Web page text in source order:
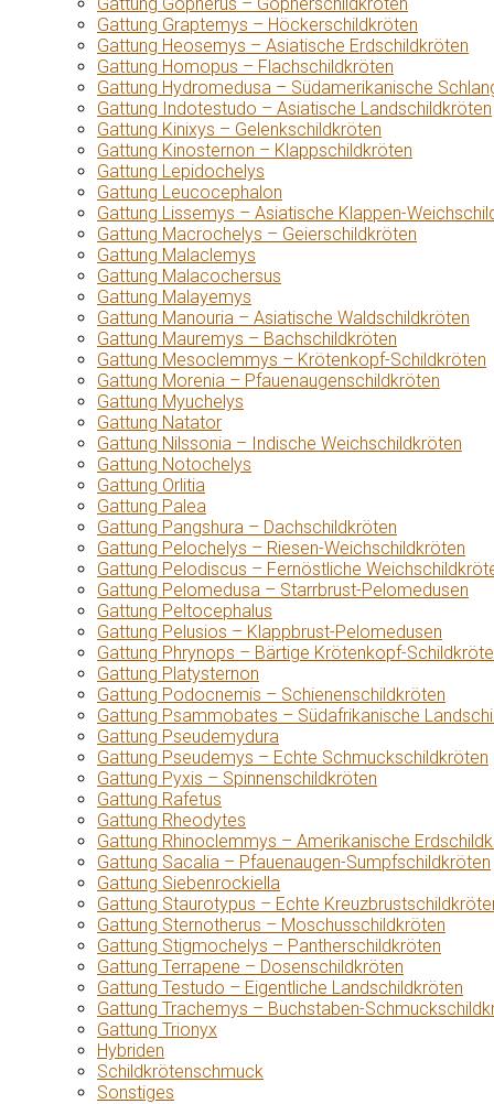
Gattung Graptemys – Höckerschildkröten
Gattung Heosemys – Asiatische Erdschildkröten
Gattung Homopus – Flachschildkröten
Gattung Hydromedusa – Südamerikanische
Gattung Indotestudo – Asiatische Landschildkröten
Gattung Kinixys – Gelenkschildkröten
Gattung Kinosternon – Klappschildkröten
Gattung Lepidochelys
Gattung Leucocephalon
Gattung Lissemys – Asiatische Klappen-
Gattung Macrochelys – Geierschildkröten
Gattung Malaclemys
Gattung Malacochersus
Gattung Malayemys
Gattung Manouria – Asiatische Waldschildkröten
Gattung Mauremys – Bachschildkröten
Gattung Mesoclemmys – Krötenkopf-Schildkröten
Gattung Morenia – Pfauenaugenschildkröten
Gattung Myuchelys
Gattung Natator
Gattung Nilssonia – Indische Weichschildkröten
Gattung Notochelys
Gattung Orlitia
Gattung Palea
Gattung Pangshura – Dachschildkröten
Gattung Pelochelys – Riesen-Weichschildkröten
Gattung Pelodiscus – Fernöstliche
Gattung Pelomedusa – Starrbrust-Pelomedusen
Gattung Peltocephalus
Gattung Pelusios – Klappbrust-Pelomedusen
Gattung Phrynops – Bärtige Krötenkopf-
Gattung Platysternon
Gattung Podocnemis – Schienenschildkröten
Gattung Psammobates – Südafrikanische
Gattung Pseudemydura
Gattung Pseudemys – Echte Schmuckschildkröten
Gattung Pyxis – Spinnenschildkröten
Gattung Rafetus
Gattung Rheodytes
Gattung Rhinoclemmys – Amerikanische
Gattung Sacalia – Pfauenaugen-Sumpfschildkröten
Gattung Siebenrockiella
Gattung Staurotypus – Echte
Gattung Sternotherus – Moschusschildkröten
Gattung Stigmochelys – Pantherschildkröten
Gattung Terrapene – Dosenschildkröten
Gattung Testudo – Eigentliche Landschildkröten
Gattung Trachemys – Buchstaben-
Gattung Trionyx
Hybriden
Schildkrötenschmuck
Sonstiges